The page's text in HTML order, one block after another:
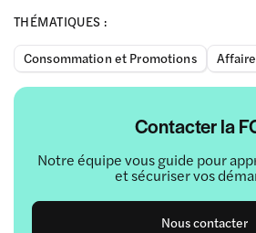
THÉMATIQUES :
Consommation et Promotions
Contacter la
Notre équipe vous guide pour
et sécuriser vos
Nous contacter